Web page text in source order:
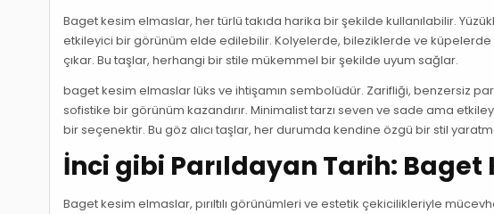
Baget kesim elmaslar, her türlü takıda harika bir şekilde kullanılabilir.
etkileyici bir görünüm elde edilebilir. Kolyelerde, bileziklerde ve
çıkar. Bu taşlar, herhangi bir stile mükemmel bir şekilde uyum sağlar.
baget kesim elmaslar lüks ve ihtişamın sembolüdür. Zarifliği, benzersiz
sofistike bir görünüm kazandırır. Minimalist tarzı seven ve sade ama
bir seçenektir. Bu göz alıcı taşlar, her durumda kendine özgü bir stil
İnci gibi Parıldayan Tarih:
Baget kesim elmaslar, pırıltılı görünümleri ve estetik çekicilikleriyle